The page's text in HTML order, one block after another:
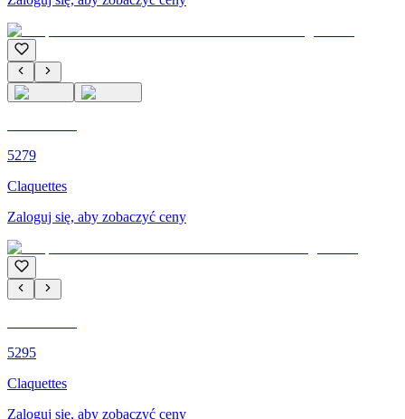
5279
Claquettes
Zaloguj się, aby zobaczyć ceny
5295
Claquettes
Zaloguj się, aby zobaczyć ceny